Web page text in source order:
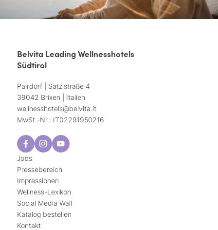
Belvita Leading Wellnesshotels
Südtirol
Pairdorf | Satzlstraße 4
39042 Brixen | Italien
wellnesshotels@belvita.it
MwSt.-Nr.: IT02291950216
Jobs
Pressebereich
Impressionen
Wellness-Lexikon
Social Media Wall
Katalog bestellen
Kontakt